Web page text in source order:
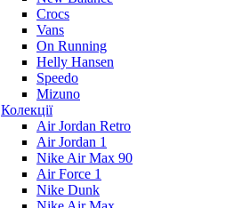
Crocs
Vans
On Running
Helly Hansen
Speedo
Mizuno
Колекції
Air Jordan Retro
Air Jordan 1
Nike Air Max 90
Air Force 1
Nike Dunk